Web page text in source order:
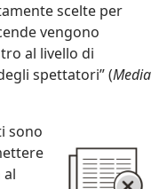
scelte per
vengono
al livello di
spettatori” (Media
sono